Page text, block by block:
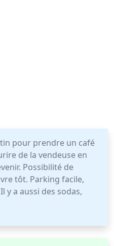
pour prendre un café
de la vendeuse en
Possibilité de
tôt. Parking facile,
y a aussi des sodas,